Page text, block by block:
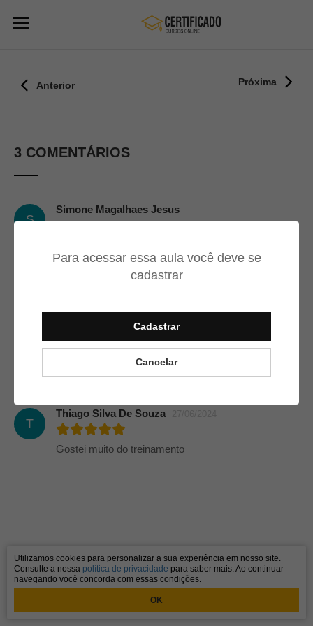
Para acessar essa aula você deve se
cadastrar
Cadastrar
Cancelar
Anterior Próxima
3 COMENTÁRIOS
S
Simone Magalhaes Jesus
Sensacional, aprendendo de
Larissa Costa Freitas 11/09/2024
T
Thiago Silva De Souza
Gostei muito do treinamento
Utilizamos cookies para personalizar a sua experiência em nosso site.
Consulte a nossa política de privacidade para saber mais. Ao continuar
navegando você concorda com essas condições.
OK